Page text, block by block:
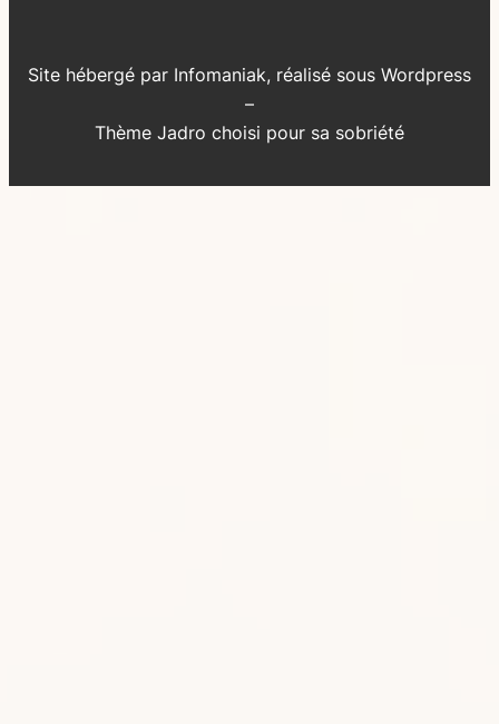
Site hébergé par Infomaniak, réalisé sous Wordpress
–
Thème Jadro choisi pour sa sobriété